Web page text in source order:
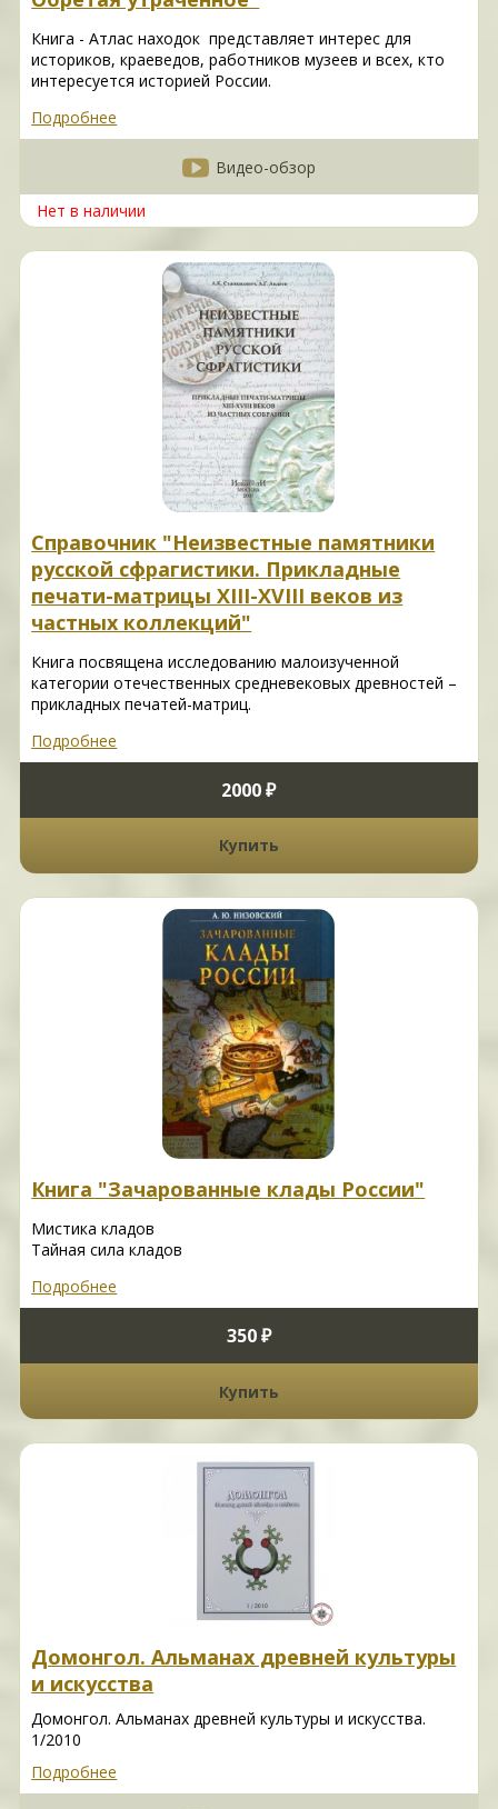
Книга - Атлас находок представляет интерес для
историков, краеведов, работников музеев и всех, кто
интересуется историей России.
Подробнее
Видео-обзор
Нет в наличии
Справочник "Неизвестные памятники
русской сфрагистики. Прикладные
печати-матрицы XIII-XVIII веков из
частных коллекций"
Книга посвящена исследованию малоизученной
категории отечественных средневековых древностей –
прикладных печатей-матриц.
Подробнее
2000 ₽
Купить
Книга "Зачарованные клады России"
Мистика кладов
Тайная сила кладов
Подробнее
350 ₽
Купить
Домонгол. Альманах древней культуры
и искусства
Домонгол. Альманах древней культуры и искусства.
1/2010
Подробнее